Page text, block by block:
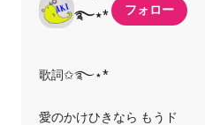
࿐⋆*
フォロー
歌詞✩࿐⋆*
愛のかけひきなら もうド